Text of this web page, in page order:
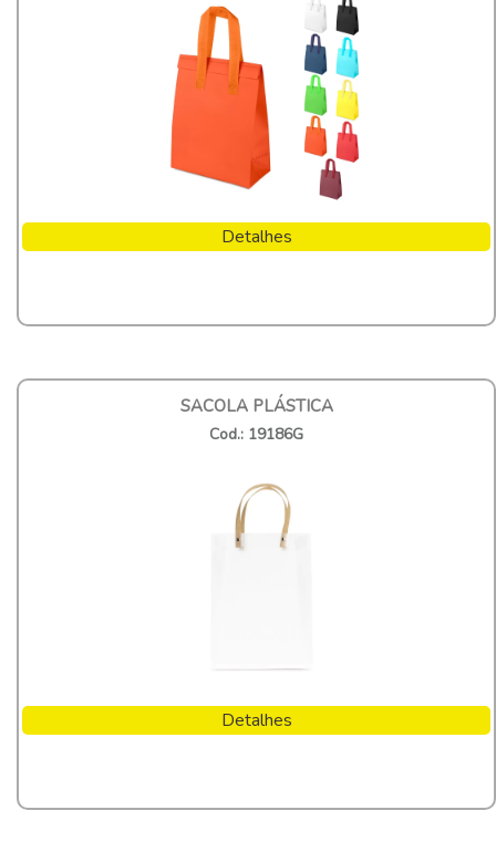
Detalhes
SACOLA PLÁSTICA
Cod.: 19186G
Detalhes